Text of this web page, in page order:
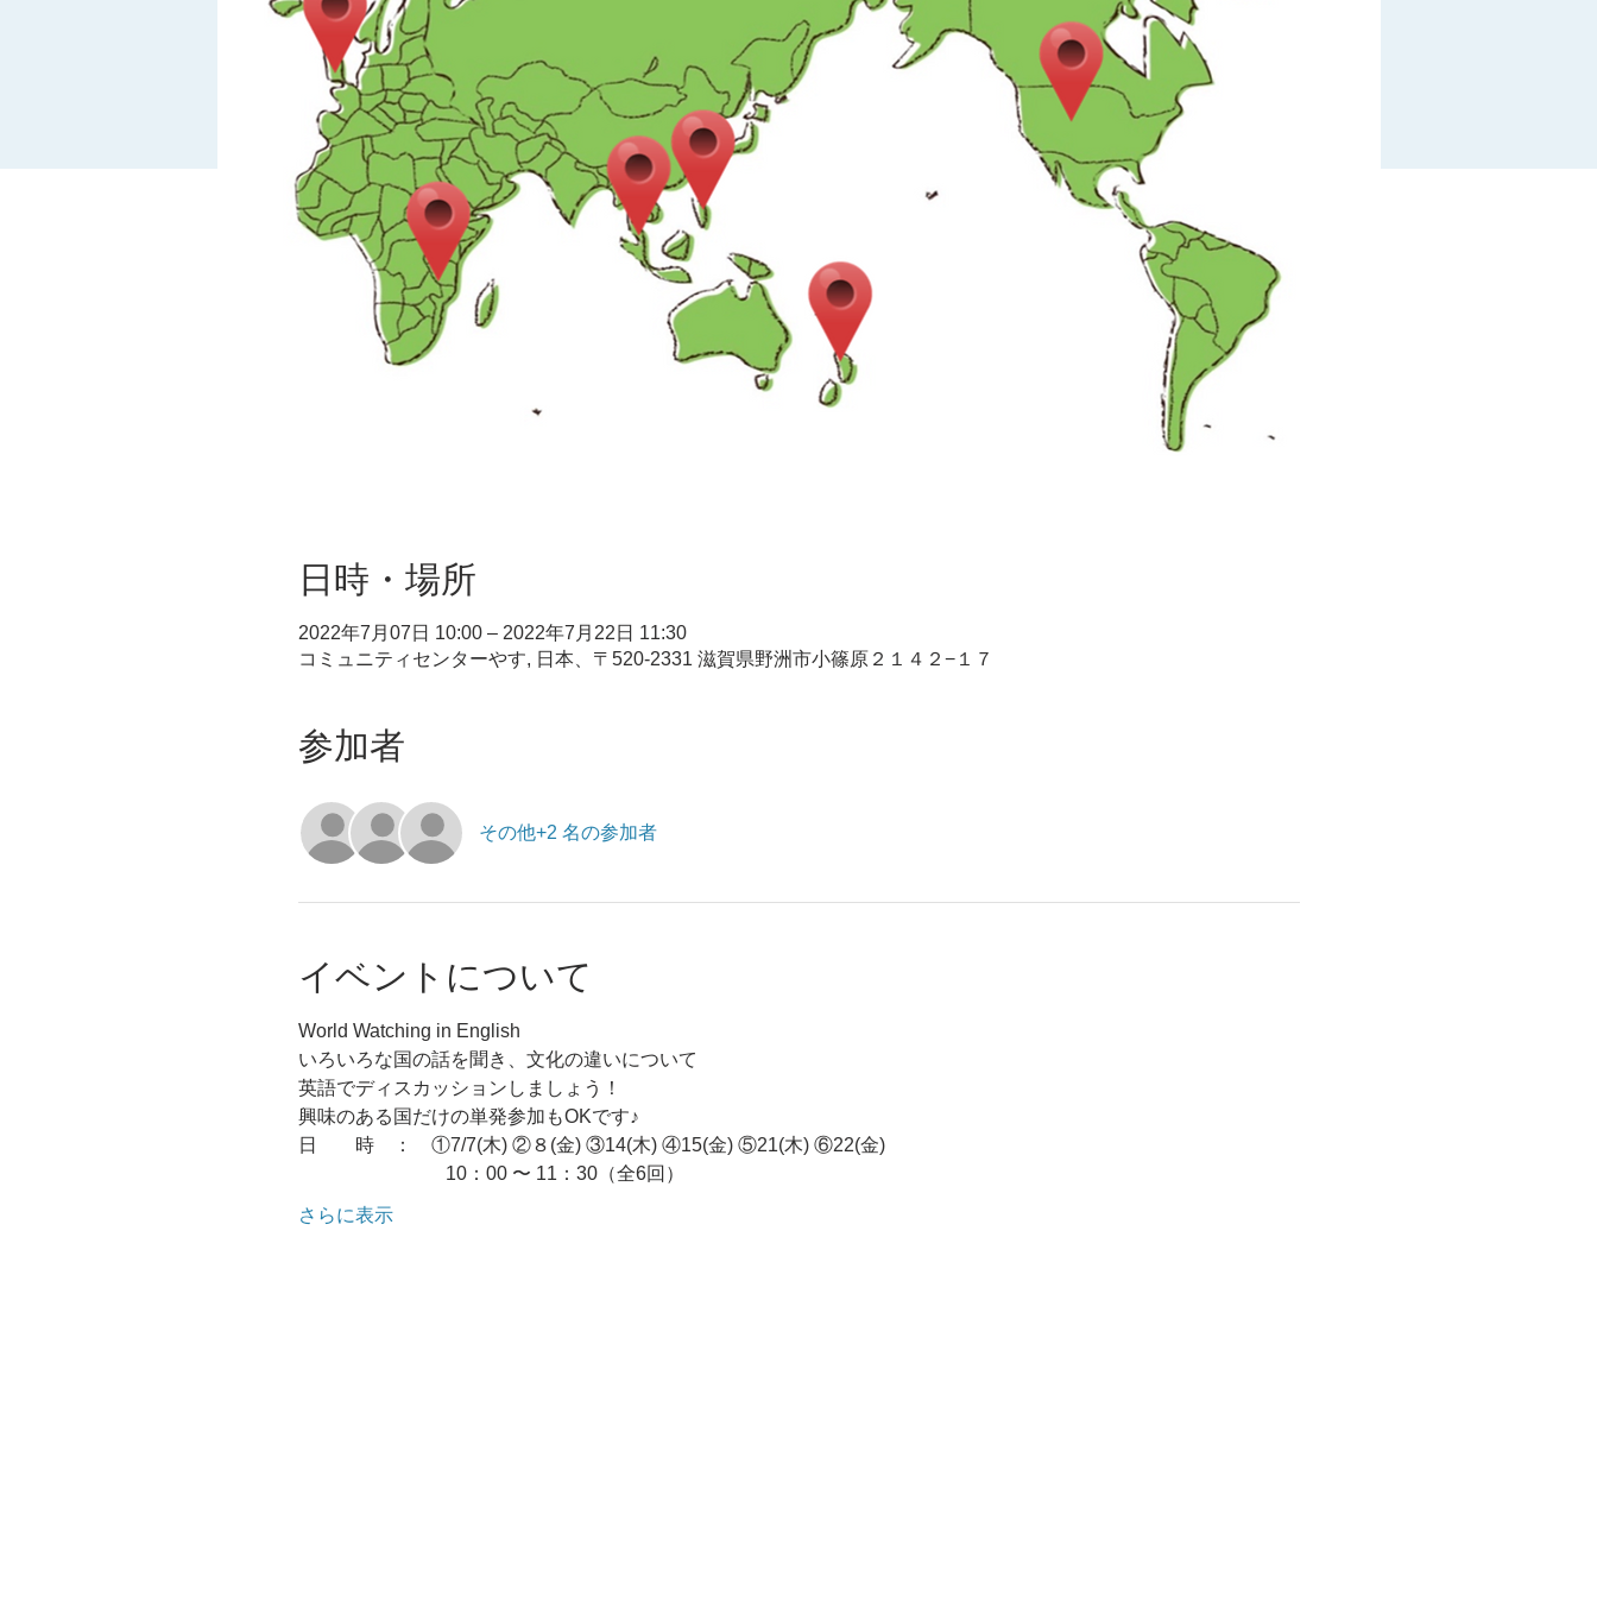
日時・場所
2022年7月07日 10:00 – 2022年7月22日 11:30
コミュニティセンターやす, 日本、〒520-2331 滋賀県野洲市小篠原２１４２−１７
参加者
その他+2 名の参加者
イベントについて
World Watching in English
いろいろな国の話を聞き、文化の違いについて
英語でディスカッションしましょう！
興味のある国だけの単発参加もOKです♪
日　　時　：　①7/7(木) ②８(金) ③14(木) ④15(金) ⑤21(木) ⑥22(金)
10：00 〜 11：30（全6回）
さらに表示